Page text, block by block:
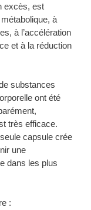
excès, est
à
à l’accélération
et à la réduction
substances
ont été
très efficace.
capsule crée
une
dans les plus
: